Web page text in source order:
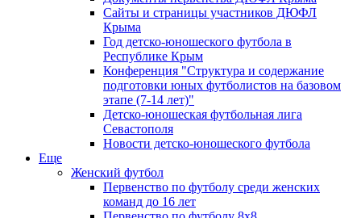
Сайты и страницы участников ДЮФЛ
Крыма
Год детско-юношеского футбола в
Республике Крым
Конференция "Структура и содержание
подготовки юных футболистов на базовом
этапе (7-14 лет)"
Детско-юношеская футбольная лига
Севастополя
Новости детско-юношеского футбола
Еще
Женский футбол
Первенство по футболу среди женских
команд до 16 лет